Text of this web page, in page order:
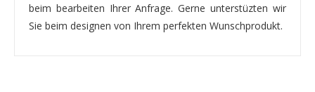
beim bearbeiten Ihrer Anfrage. Gerne unterstüzten wir
Sie beim designen von Ihrem perfekten Wunschprodukt.